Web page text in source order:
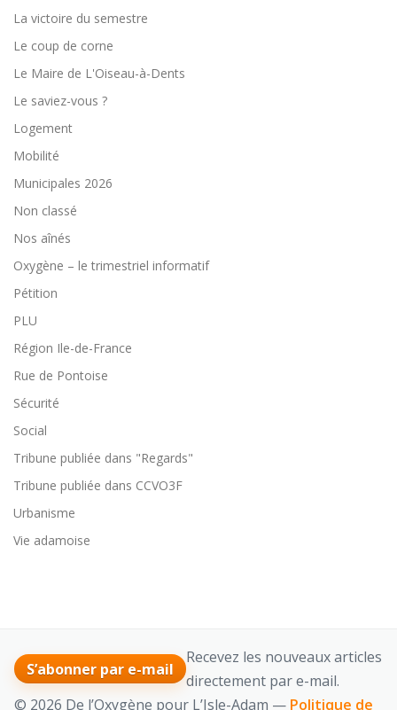
La victoire du semestre
Le coup de corne
Le Maire de L'Oiseau-à-Dents
Le saviez-vous ?
Logement
Mobilité
Municipales 2026
Non classé
Nos aînés
Oxygène – le trimestriel informatif
Pétition
PLU
Région Ile-de-France
Rue de Pontoise
Sécurité
Social
Tribune publiée dans "Regards"
Tribune publiée dans CCVO3F
Urbanisme
Vie adamoise
S’abonner par e-mail
Recevez les nouveaux articles
directement par e-mail.
© 2026 De l’Oxygène pour L’Isle-Adam — Politique de